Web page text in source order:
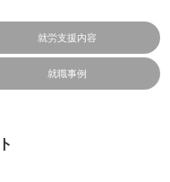
就労支援内容
就職事例